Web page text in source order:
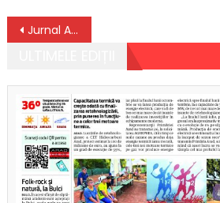
Navigare în articole
Jurnal Arădean 14.09.2020